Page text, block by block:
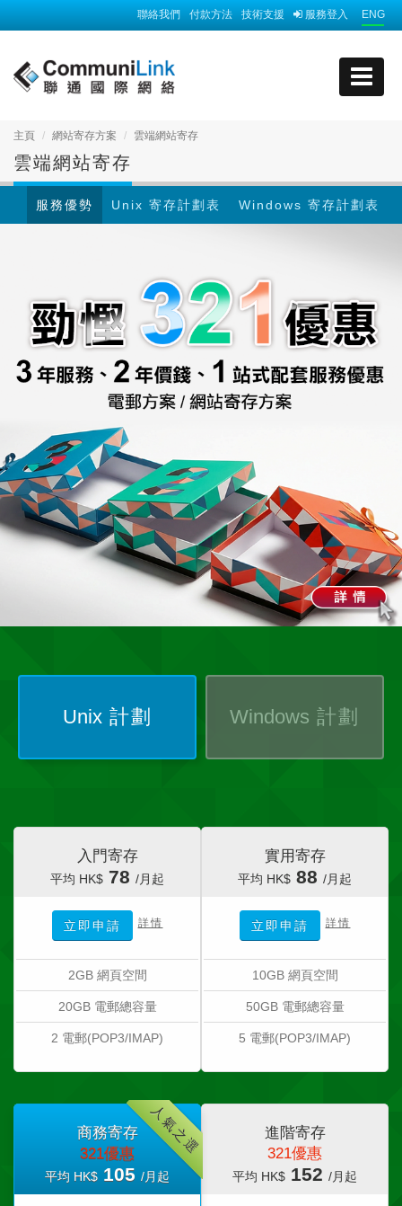
ENG
服務登入
技術支援
付款方法
聯絡我們
主頁 網站寄存方案 雲端網站寄存
雲端網站寄存
Windows 寄存計劃表
Unix 寄存計劃表
服務優勢
Unix計劃 Windows 計劃
入門寄存
平均 HK$ 78 /月起
立即申請 詳情
2GB 網頁空間
20GB 電郵總容量
2 電郵(POP3/IMAP)
實用寄存
平均 HK$ 88 /月起
立即申請 詳情
10GB 網頁空間
50GB 電郵總容量
5 電郵(POP3/IMAP)
人氣之選
商務寄存
321優惠
平均 HK$ 105 /月起
進階寄存
321優惠
平均 HK$ 152 /月起